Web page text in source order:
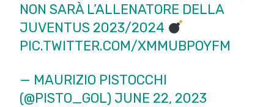
NON SARÀ L’ALLENATORE DELLA
JUVENTUS 2023/2024
PIC.TWITTER.COM/XMMUBPOYFM
— MAURIZIO PISTOCCHI
(@PISTO_GOL) JUNE 22, 2023